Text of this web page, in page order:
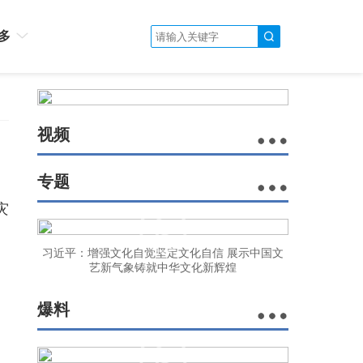
视频
专题
习近平：增强文化自觉坚定文化自信 展示中国文
艺新气象铸就中华文化新辉煌
爆料